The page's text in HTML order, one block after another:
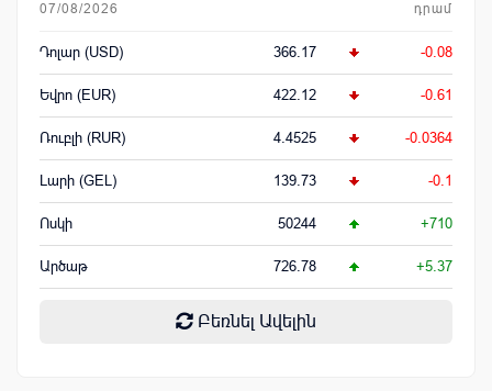
07/08/2026 դրամ
Դոլար (USD) 366.17 -0.08
Եվրո (EUR) 422.12 -0.61
Ռուբլի (RUR) 4.4525 -0.0364
Լարի (GEL) 139.73 -0.1
Ոսկի 50244 +710
Արծաթ 726.78 +5.37
Բեռնել Ավելին